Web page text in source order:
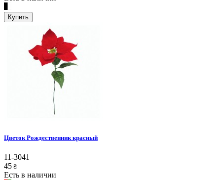
Купить
Цветок Рождественник красный
11-3041
45 ₴
Есть в наличии